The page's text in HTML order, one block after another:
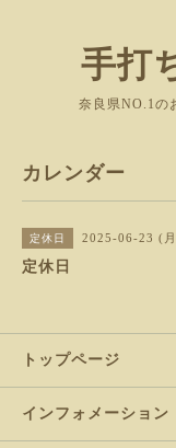
手打
奈良県NO.1の
カレンダー
定休日 2025-06-23 (
定休日
トップページ
インフォメーション